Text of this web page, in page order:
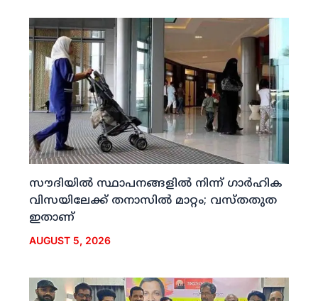
സൗദിയില്‍ സ്ഥാപനങ്ങളില്‍ നിന്ന് ഗാര്‍ഹിക
വിസയിലേക്ക് തനാസില്‍ മാറ്റം; വസ്തതുത
ഇതാണ്
AUGUST 5, 2026